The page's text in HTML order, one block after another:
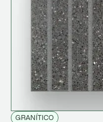
GRANÍTICO